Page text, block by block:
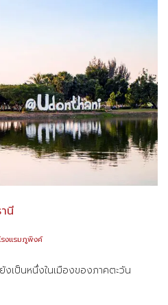
นี
รงแรมภูพิงค์
งเป็นหนึ่งในเมืองของภาคตะวัน